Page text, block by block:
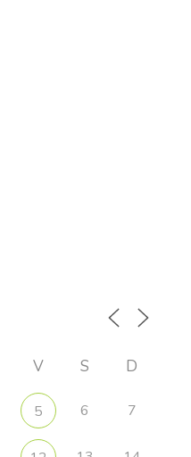
V S D
5 6 7